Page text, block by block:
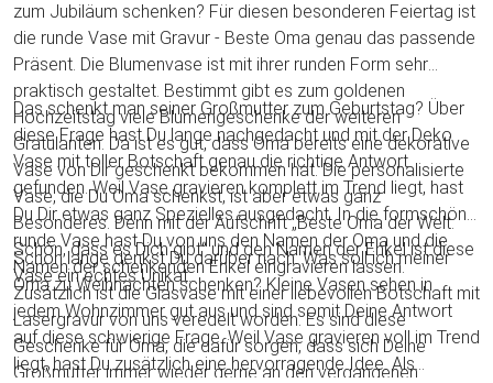
zum Jubiläum schenken? Für diesen besonderen Feiertag ist
die runde Vase mit Gravur - Beste Oma genau das passende
Präsent. Die Blumenvase ist mit ihrer runden Form sehr
praktisch gestaltet. Bestimmt gibt es zum goldenen
Hochzeitstag viele Blumengeschenke der weiteren
Gratulanten. Da ist es gut, dass Oma bereits eine dekorative
Vase von Dir geschenkt bekommen hat. Die personalisierte
Vase, die Du Oma schenkst, ist aber etwas ganz
Besonderes. Denn mit der Aufschrift „Beste Oma der Welt.
Schön, dass es Dich gibt“ und den Namen der Enkel ist diese
Vase ein echtes Unikat.
Das schenkt man seiner Großmutter zum Geburtstag? Über
diese Frage hast Du lange nachgedacht und mit der Deko
Vase mit toller Botschaft genau die richtige Antwort
gefunden. Weil Vase gravieren komplett im Trend liegt, hast
Du Dir etwas ganz Spezielles ausgedacht. In die formschöne
runde Vase hast Du von uns den Namen der Oma und die
Namen der schenkenden Enkel eingravieren lassen.
Zusätzlich ist die Glasvase mit einer liebevollen Botschaft mit
Lasergravur von uns veredelt worden. Es sind diese
Geschenke für Oma, die dafür sorgen, dass sich Deine
Großmutter immer wieder gerne an den vergangenen
Schon lange denkst Du darüber nach: Was soll ich meiner
Oma zu Weihnachten schenken? Kleine Vasen sehen in
jedem Wohnzimmer gut aus und sind somit Deine Antwort
auf diese schwierige Frage. Weil Vase gravieren voll im Trend
liegt, hast Du zusätzlich eine hervorragende Idee. Als